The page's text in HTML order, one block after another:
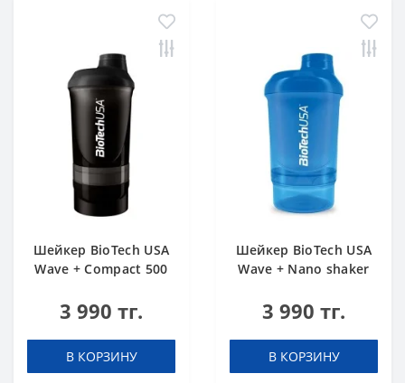
Шейкер BioTech USA
Wave + Compact 500
3 990 тг.
В КОРЗИНУ
Шейкер BioTech USA
Wave + Nano shaker
голубой
3 990 тг.
В КОРЗИНУ